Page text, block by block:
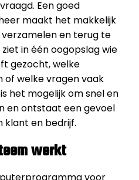
Een goed
maakt het makkelijk
en terug te
in één oogopslag wie
gezocht, welke
of welke vragen vaak
het mogelijk om snel en
en ontstaat een gevoel
klant en bedrijf.
werkt